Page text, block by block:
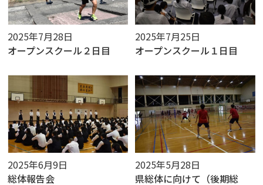
2025年7月28日
オープンスクール２日目
2025年7月25日
オープンスクール１日目
2025年6月9日
総体報告会
2025年5月28日
県総体に向けて（後期総